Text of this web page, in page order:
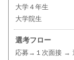
大学４年生
大学院生
選考フロー
応募→１次面接 →